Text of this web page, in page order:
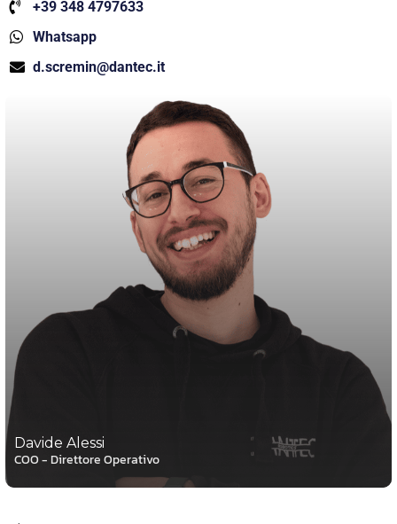
+39 348 4797633
Whatsapp
d.scremin@dantec.it
Davide Alessi
COO - Direttore Operativo